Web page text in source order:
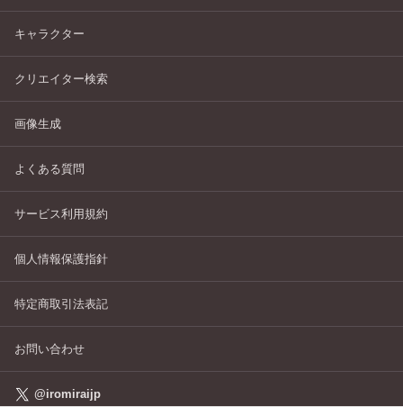
キャラクター
クリエイター検索
画像生成
よくある質問
サービス利用規約
個人情報保護指針
特定商取引法表記
お問い合わせ
@iromiraijp